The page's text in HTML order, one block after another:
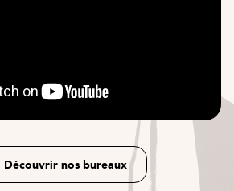
Découvrir nos bureaux